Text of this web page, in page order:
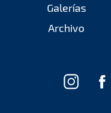
Galerías
Archivo